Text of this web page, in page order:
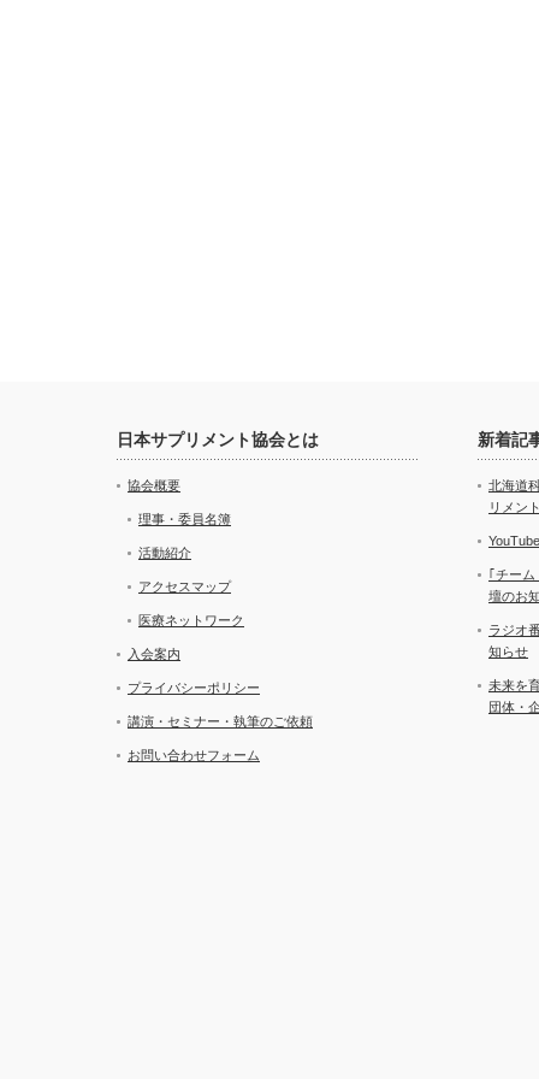
日本サプリメント協会とは
協会概要
理事・委員名簿
活動紹介
アクセスマップ
医療ネットワーク
入会案内
プライバシーポリシー
講演・セミナー・執筆のご依頼
お問い合わせフォーム
新着記
北海道
リメン
｢チー
壇のお
ラジオ
知らせ
未来を
団体・